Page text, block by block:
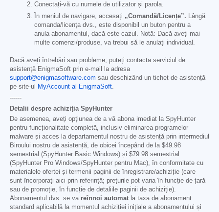
Conectați-vă cu numele de utilizator și parola.
În meniul de navigare, accesați „Comandă/Licențe”. Lângă
comanda/licența dvs., este disponibil un buton pentru a
anula abonamentul, dacă este cazul. Notă: Dacă aveți mai
multe comenzi/produse, va trebui să le anulați individual.
Dacă aveți întrebări sau probleme, puteți contacta serviciul de
asistență EnigmaSoft prin e-mail la adresa
support@enigmasoftware.com sau deschizând un tichet de asistență
pe site-ul
MyAccount al EnigmaSoft.
------
Detalii despre achiziția SpyHunter
De asemenea, aveți opțiunea de a vă abona imediat la SpyHunter
pentru funcționalitate completă, inclusiv eliminarea programelor
malware și acces la departamentul nostru de asistență prin intermediul
Biroului nostru de asistență, de obicei începând de la $49.98
semestrial (SpyHunter Basic Windows) și $79.98 semestrial
(SpyHunter Pro Windows/SpyHunter pentru Mac), în conformitate cu
materialele ofertei și termenii paginii de înregistrare/achiziție (care
sunt încorporați aici prin referință; prețurile pot varia în funcție de țară
sau de promoție, în funcție de detaliile paginii de achiziție).
Abonamentul dvs. se va reînnoi automat la taxa de abonament
standard aplicabilă la momentul achiziției inițiale a abonamentului și